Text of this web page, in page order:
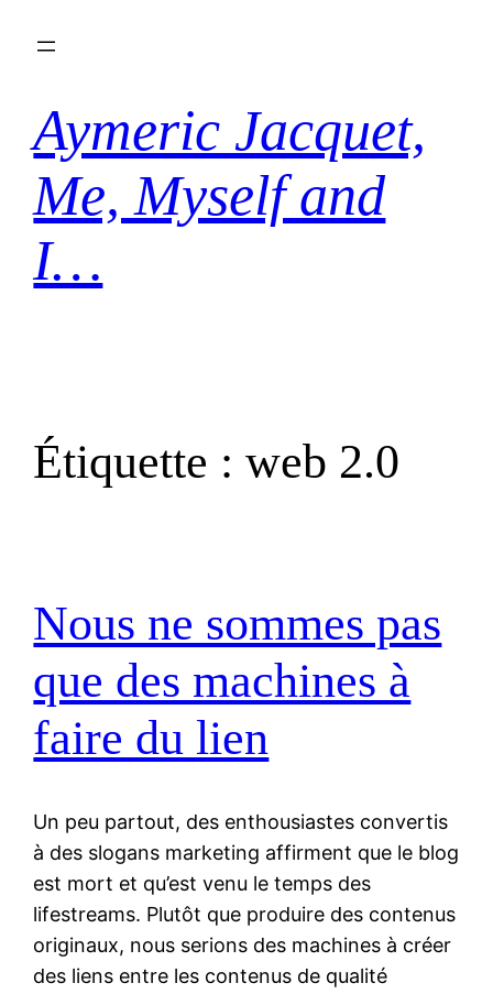
Aymeric Jacquet,
Me, Myself and
I…
Étiquette :web 2.0
Nous ne sommes pas
que des machines à
faire du lien
Un peu partout, des enthousiastes convertis
à des slogans marketing affirment que le blog
est mort et qu’est venu le temps des
lifestreams. Plutôt que produire des contenus
originaux, nous serions des machines à créer
des liens entre les contenus de qualité